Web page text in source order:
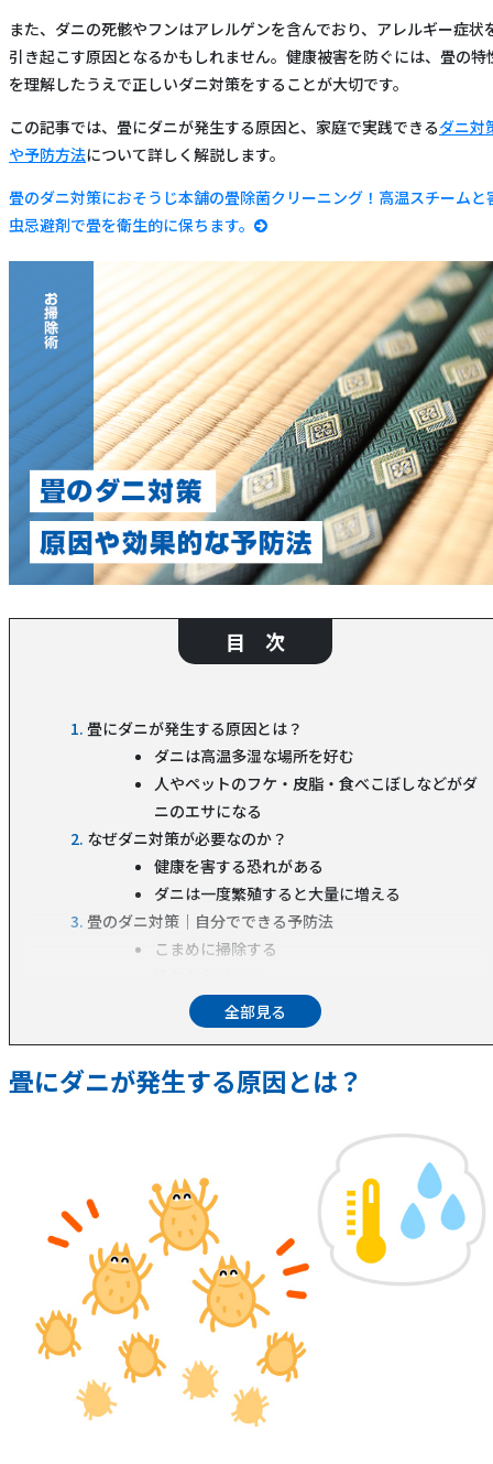
また、ダニの死骸やフンはアレルゲンを含んでおり、アレルギー症状
引き起こす原因となるかもしれません。健康被害を防ぐには、畳の特
を理解したうえで正しいダニ対策をすることが大切です。
この記事では、畳にダニが発生する原因と、家庭で実践できるダニ対
や予防方法について詳しく解説します。
畳のダニ対策におそうじ本舗の畳除菌クリーニング！高温スチームと
虫忌避剤で畳を衛生的に保ちます。
目 次
畳にダニが発生する原因とは？
ダニは高温多湿な場所を好む
人やペットのフケ・皮脂・食べこぼしなどがダ
ニのエサになる
なぜダニ対策が必要なのか？
健康を害する恐れがある
ダニは一度繁殖すると大量に増える
畳のダニ対策｜自分でできる予防法
こまめに掃除する
布団やカーペットを敷きっぱなしにしない
家具の配置も工夫する
市販のダニ駆除剤を使う
ダニが気になるなら、おそうじ本舗の「畳除菌クリーニ
まとめ｜畳のダニ対策は「予防＋業者へ畳クリーニング
を依頼」
畳にダニが発生する原因とは？